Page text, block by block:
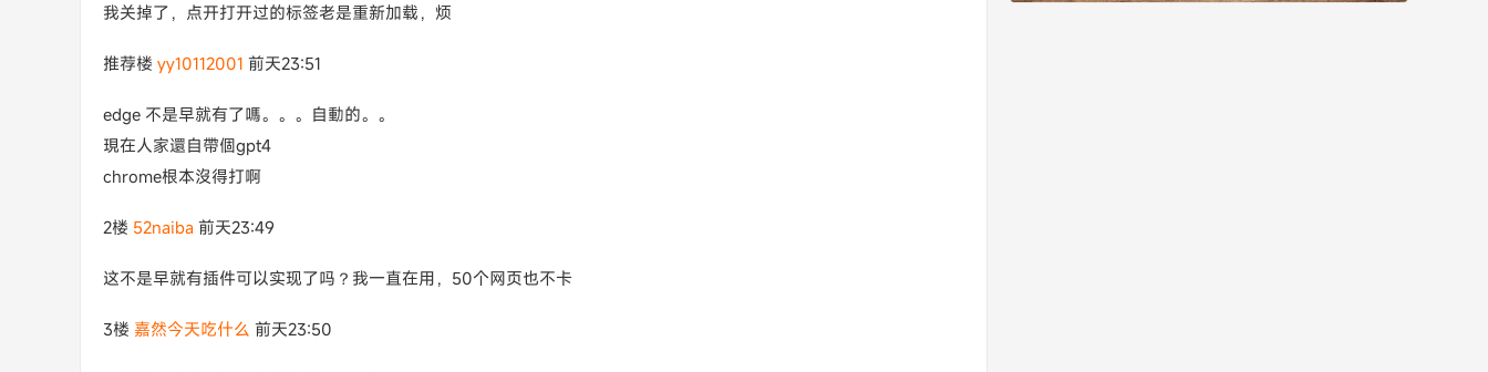
我关掉了，点开打开过的标签老是重新加载，烦
推荐楼 yy10112001 前天23:51
edge 不是早就有了嗎。。。自動的。。
現在人家還自帶個gpt4
chrome根本沒得打啊
2楼 52naiba 前天23:49
这不是早就有插件可以实现了吗？我一直在用，50个网页也不卡
3楼 嘉然今天吃什么 前天23:50